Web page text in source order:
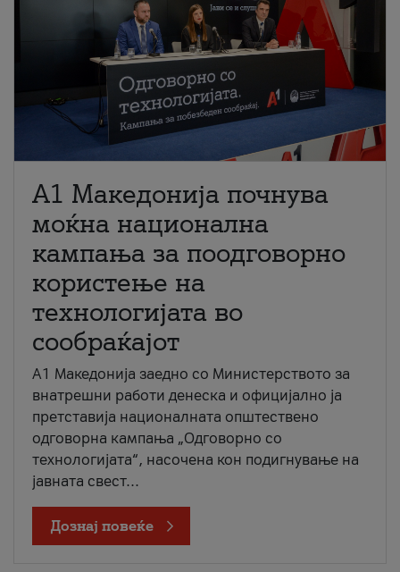
A1 Македонија почнува
моќна национална
кампања за поодговорно
користење на
технологијата во
сообраќајот
A1 Македонија заедно со Министерството за
внатрешни работи денеска и официјално ја
претставија националната општествено
одговорна кампања „Одговорно со
технологијата“, насочена кон подигнување на
јавната свест...
Дознај повеќе